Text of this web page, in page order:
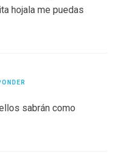
hojala me puedas
sabrán como